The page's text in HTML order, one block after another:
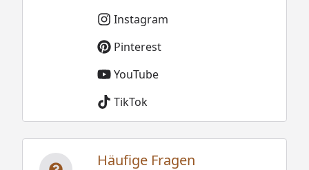
Instagram
Pinterest
YouTube
TikTok
Häufige Fragen